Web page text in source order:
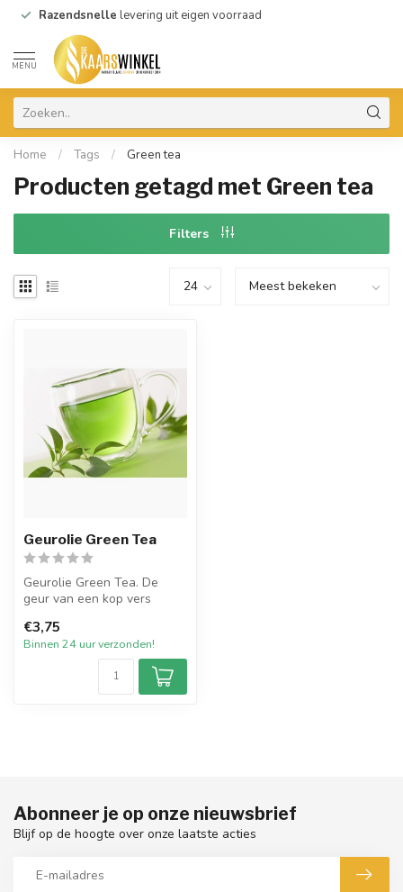
Razendsnelle levering uit eigen voorraad
MENU
Home / Tags / Green tea
Producten getagd met Green tea
Filters
Geurolie Green Tea
Geurolie Green Tea. De
geur van een kop vers
Verfrissend, s...
€3,75
Binnen 24 uur verzonden!
Abonneer je op onze nieuwsbrief
Blijf op de hoogte over onze laatste acties